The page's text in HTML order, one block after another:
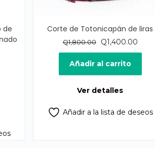
de
Corte de Totonicapán de liras
Q1,800.00
El
precio
original
era:
Q1,400.00El
precio
es:
Añadir al carrito
Ver detalles
Añadir a la lista de deseos